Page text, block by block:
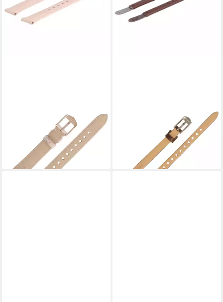
Uhrenarmband 14mm Leder
Rose ES-3988 LB-ES3988
38,99 €
lieferbar - in 2-3 Werktagen bei dir
Uhrenarmband 8mm Leder
Braun ES-3861 LB-ES3861
lieferbar - in 2-3 Werktagen bei dir